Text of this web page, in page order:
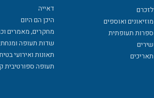
לזכרם
מוזיאונים ואוספים
ספרות תעופתית
שירים
תאריכים
דאייה
היכן הם היום
מחקרים, מאמרים
שדות תעופה
תאונות ואירועי
תעופה ספורטיבית